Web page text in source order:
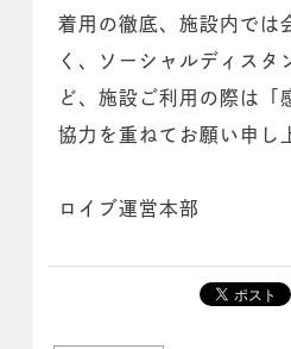
着用の徹底、施設内では
く、ソーシャルディスタ
ど、施設ご利用の際は「
協力を重ねてお願い申し
ロイブ運営本部